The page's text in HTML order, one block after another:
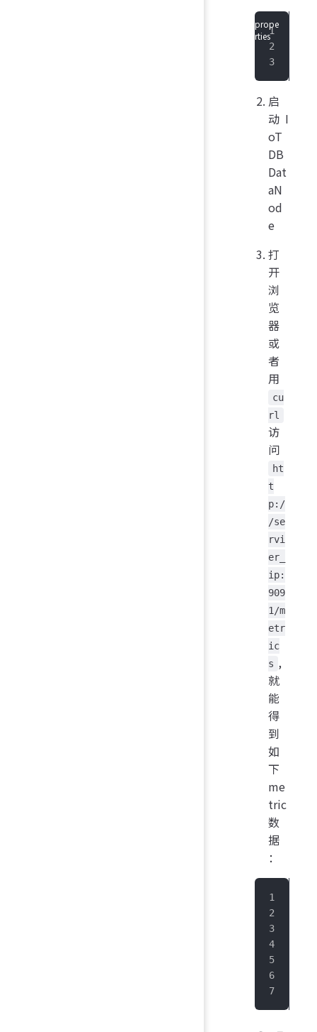
启
动 I
oT
DB
Dat
aN
od
e
打
开
浏
览
器
或
者
用
cu
rl
访
问
ht
t
p:/
/se
rvi
er_
ip:
909
1/m
etr
ic
s ,
就
能
得
到
如
下
me
tric
数
据
：